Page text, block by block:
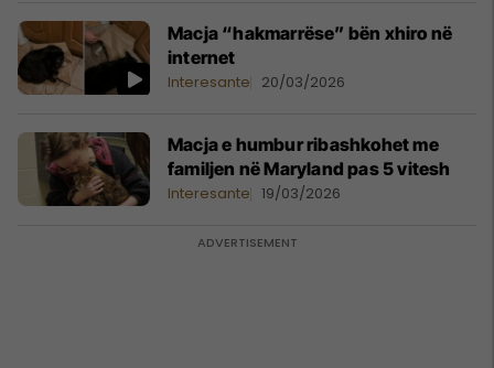
Macja “hakmarrëse” bën xhiro në
internet
Interesante 20/03/2026
Macja e humbur ribashkohet me
familjen në Maryland pas 5 vitesh
Interesante 19/03/2026